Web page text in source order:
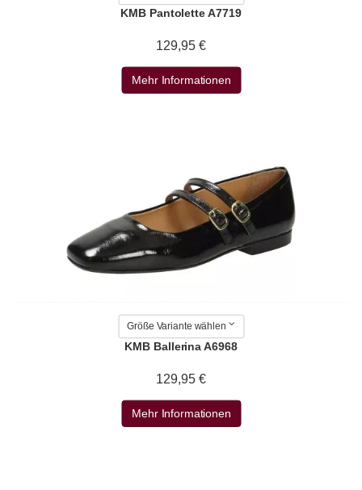
KMB Pantolette A7719
129,95 €
Mehr Informationen
Größe Variante wählen
KMB Ballerina A6968
129,95 €
Mehr Informationen